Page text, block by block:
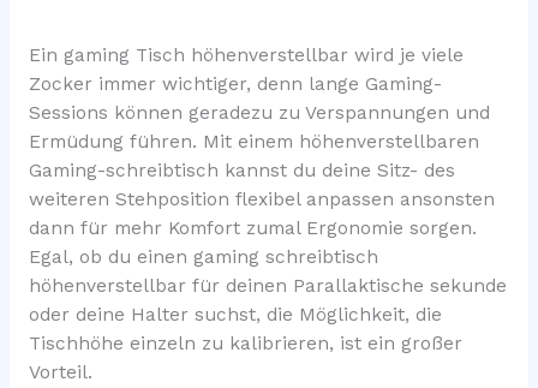
Ein gaming Tisch höhenverstellbar wird je viele
Zocker immer wichtiger, denn lange Gaming-
Sessions können geradezu zu Verspannungen und
Ermüdung führen. Mit einem höhenverstellbaren
Gaming-schreibtisch kannst du deine Sitz- des
weiteren Stehposition flexibel anpassen ansonsten
dann für mehr Komfort zumal Ergonomie sorgen.
Egal, ob du einen gaming schreibtisch
höhenverstellbar für deinen Parallaktische sekunde
oder deine Halter suchst, die Möglichkeit, die
Tischhöhe einzeln zu kalibrieren, ist ein großer
Vorteil.